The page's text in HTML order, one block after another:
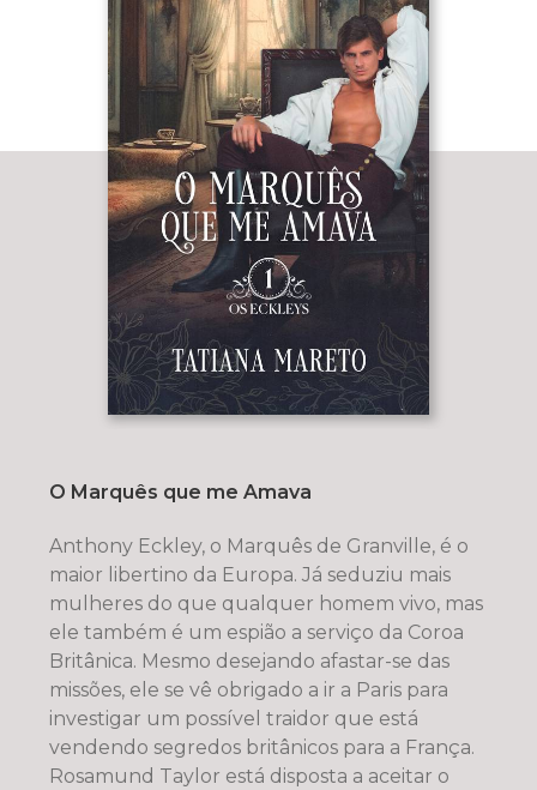
O Marquês que me Amava
Anthony Eckley, o Marquês de Granville, é o
maior libertino da Europa. Já seduziu mais
mulheres do que qualquer homem vivo, mas
ele também é um espião a serviço da Coroa
Britânica. Mesmo desejando afastar-se das
missões, ele se vê obrigado a ir a Paris para
investigar um possível traidor que está
vendendo segredos britânicos para a França.
Rosamund Taylor está disposta a aceitar o